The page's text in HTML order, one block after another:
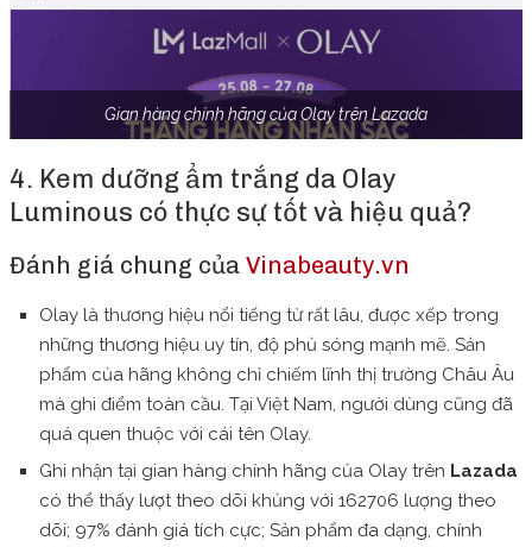
Gian hàng chính hãng của Olay trên Lazada
4. Kem dưỡng ẩm trắng da Olay
Luminous có thực sự tốt và hiệu quả?
Đánh giá chung của Vinabeauty.vn
Olay là thương hiệu nổi tiếng từ rất lâu, được xếp trong
những thương hiệu uy tín, độ phủ sóng mạnh mẽ. Sản
phẩm của hãng không chỉ chiếm lĩnh thị trường Châu Âu
mà ghi điểm toàn cầu. Tại Việt Nam, người dùng cũng đã
quá quen thuộc với cái tên Olay.
Ghi nhận tại gian hàng chính hãng của Olay trên Lazada
có thể thấy lượt theo dõi khủng với 162706 lượng theo
dõi; 97% đánh giá tích cực; Sản phẩm đa dạng, chính